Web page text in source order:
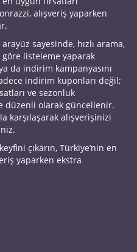
alışveriş yaparken
sayesinde, hızlı arama,
göre listeleme yaparak
da indirim kampanyasını
indirim kuponları değil;
ve sezonluk
düzenli olarak güncellenir.
karşılaşarak alışverişinizi
çıkarın, Türkiye’nin en
yaparken ekstra